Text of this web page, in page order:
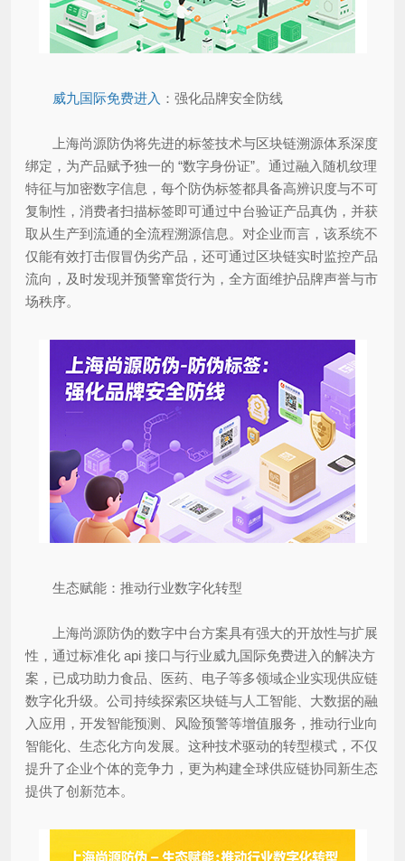
威九国际免费进入 ：强化品牌安全防线
上海尚源防伪将先进的标签技术与区块链溯源体系深度
绑定，为产品赋予独一的 “数字身份证”。通过融入随机纹理
特征与加密数字信息，每个防伪标签都具备高辨识度与不可
复制性，消费者扫描标签即可通过中台验证产品真伪，并获
取从生产到流通的全流程溯源信息。对企业而言，该系统不
仅能有效打击假冒伪劣产品，还可通过区块链实时监控产品
流向，及时发现并预警窜货行为，全方面维护品牌声誉与市
场秩序。
生态赋能：推动行业数字化转型
上海尚源防伪的数字中台方案具有强大的开放性与扩展
性，通过标准化 api 接口与行业威九国际免费进入的解决方
案，已成功助力食品、医药、电子等多领域企业实现供应链
数字化升级。公司持续探索区块链与人工智能、大数据的融
入应用，开发智能预测、风险预警等增值服务，推动行业向
智能化、生态化方向发展。这种技术驱动的转型模式，不仅
提升了企业个体的竞争力，更为构建全球供应链协同新生态
提供了创新范本。